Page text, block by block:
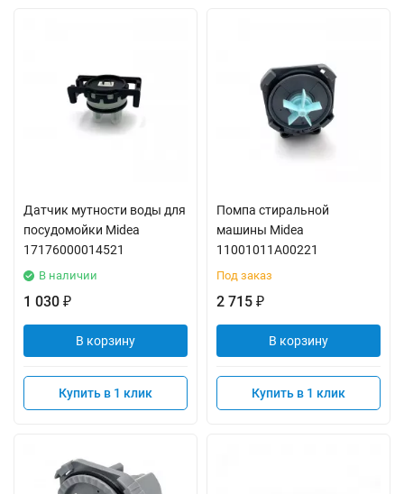
Датчик мутности воды для
посудомойки Midea
17176000014521
В наличии
1 030 ₽
В корзину
Купить в 1 клик
Помпа стиральной
машины Midea
11001011A00221
Под заказ
2 715 ₽
В корзину
Купить в 1 клик